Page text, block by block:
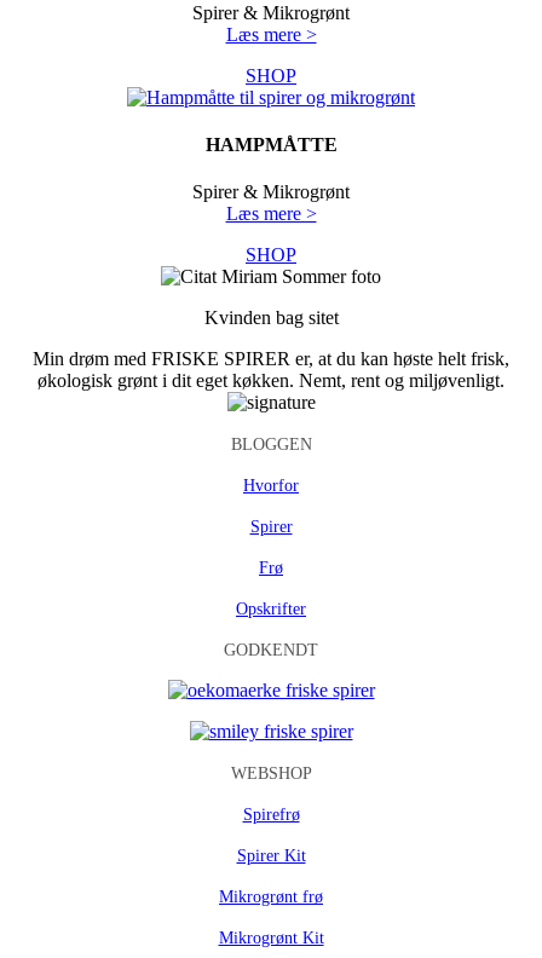
Spirer & Mikrogrønt
Læs mere >
SHOP
HAMPMÅTTE
Spirer & Mikrogrønt
Læs mere >
SHOP
Kvinden bag sitet
Min drøm med FRISKE SPIRER er, at du kan høste helt frisk,
økologisk grønt i dit eget køkken. Nemt, rent og miljøvenligt.
BLOGGEN
Hvorfor
Spirer
Frø
Opskrifter
GODKENDT
WEBSHOP
Spirefrø
Spirer Kit
Mikrogrønt frø
Mikrogrønt Kit